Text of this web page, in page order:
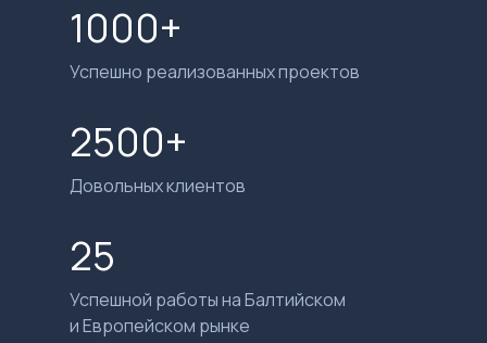
1000+
Успешно реализованных проектов
25
Успешной работы на Балтийском
и Европейском рынке
2500+
Довольных клиентов